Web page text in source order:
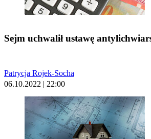
Sejm uchwalił ustawę
Patrycja Rojek-Socha
06.10.2022 | 22:00